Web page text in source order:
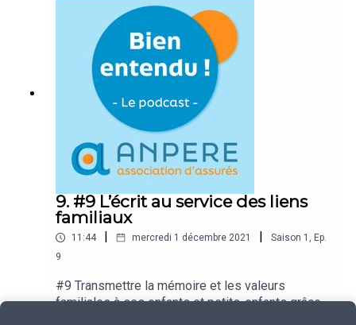
de la société de gestion Architas.
9. #9 L’écrit au service des liens
familiaux
11:44 | mercredi 1 décembre 2021 | Saison 1 , Ep.
9
#9 Transmettre la mémoire et les valeurs
familiales à ses enfants et petits-enfants grâce à